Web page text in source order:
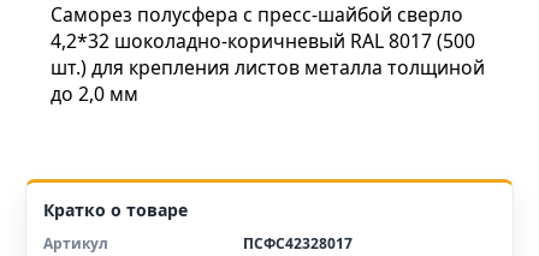
Саморез полусфера с пресс-шайбой сверло
4,2*32 шоколадно-коричневый RAL 8017 (500
шт.) для крепления листов металла толщиной
до 2,0 мм
Кратко о товаре
Артикул ПСФС42328017